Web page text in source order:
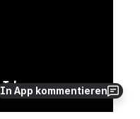
In App kommentieren